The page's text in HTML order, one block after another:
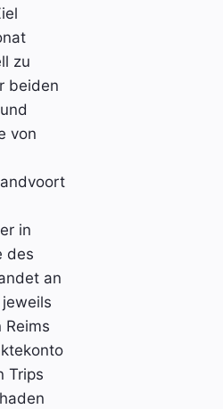
zu
beiden
von
in
des
an
Reims
Trips